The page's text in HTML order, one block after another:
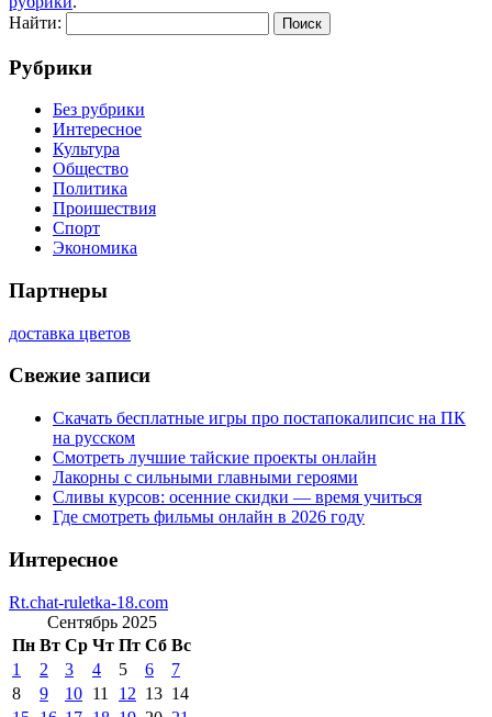
Найти:
Рубрики
Без рубрики
Интересное
Культура
Общество
Политика
Проишествия
Спорт
Экономика
Партнеры
доставка цветов
Свежие записи
Скачать бесплатные игры про постапокалипсис на ПК
на русском
Смотреть лучшие тайские проекты онлайн
Лакорны с сильными главными героями
Сливы курсов: осенние скидки — время учиться
Где смотреть фильмы онлайн в 2026 году
Интересное
Rt.chat-ruletka-18.com
Сентябрь 2025
Пн Вт Ср Чт Пт Сб Вс
1
2 3 4 5 6
7
8
9 10 11 12 13 14